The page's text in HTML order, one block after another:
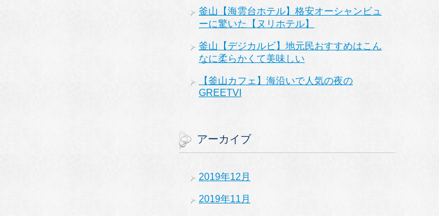
釜山【海雲台ホテル】格安オーシャンビュ
ーに驚いた【ヌリホテル】
釜山【デジカルビ】地元民おすすめはこん
なに柔らかくて美味しい
【釜山カフェ】海沿いで人気の夜の
GREETVI
アーカイブ
2019年12月
2019年11月